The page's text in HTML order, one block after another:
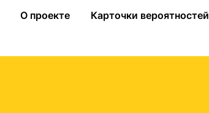
О проекте Карточки вероятностей